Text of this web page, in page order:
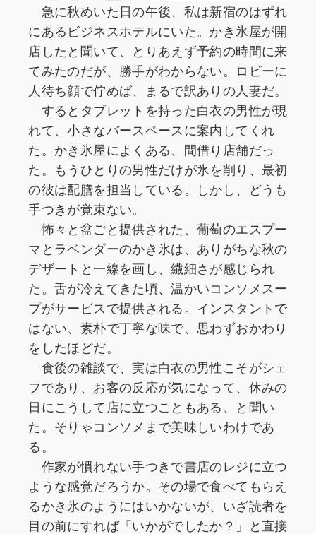
急に秋めいた日の午後、私は新宿のはずれ
にあるビジネスホテルにいた。かき氷屋が開
店したと聞いて、とりあえず予約の時間に来
てみたのだが、勝手がわからない。ロビーに
人待ち顔で佇めば、まるで訳ありの人妻だ。
するとタブレットを持った白衣の男性が現
れて、小さなバースペースに案内してくれ
た。かき氷屋によくある、間借り店舗だっ
た。もうひとりの男性だけが氷を削り、最初
の彼は配膳を担当している。しかし、どうも
手つきが覚束ない。
怖々と盆ごと提供された、葡萄のエスプー
マとラベンダーのかき氷は、ありがちな秋の
デザートと一線を画し、繊細さが感じられ
た。舌が冷えてきた頃、温かいコンソメスー
プがサービスで提供される。インスタントで
はない、素朴で丁寧な味で、思わずおかわり
をしたほどだ。
食後の雑談で、実は白衣の男性こそがシェ
フであり、お客の反応が気になって、休みの
日にこうして店に立つこともある、と聞い
た。そりゃコンソメまで美味しいわけであ
る。
作家が慣れない手つきで書店のレジに立つ
ような感覚だろうか。その場で食べてもらえ
るかき氷のようにはいかないが、いざ読者を
目の前にすれば「いかがでしたか？」と直接